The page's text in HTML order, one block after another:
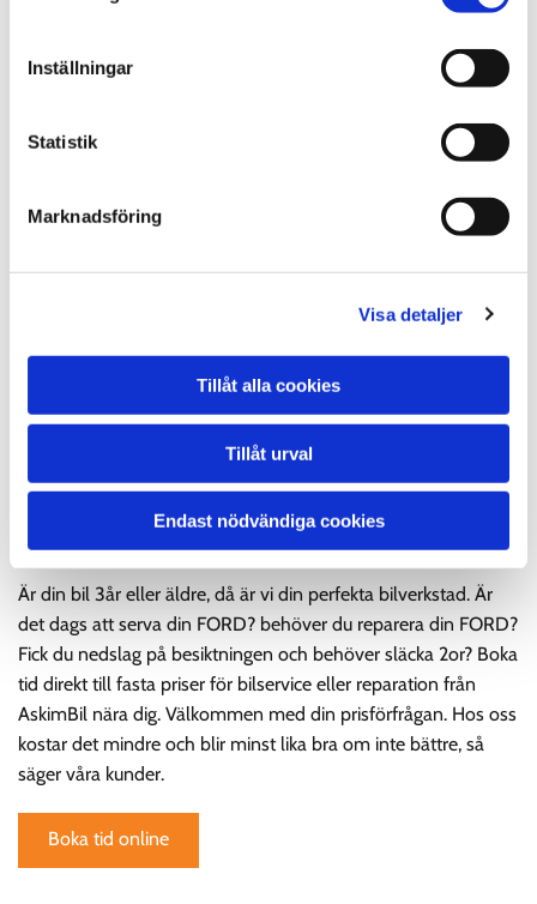
Inställningar
Statistik
Marknadsföring
Visa detaljer
Tillåt alla cookies
Tillåt urval
Endast nödvändiga cookies
Prisförfrågan online eller ring för fast pris
031-281000
Är din bil 3år eller äldre, då är vi din perfekta bilverkstad. Är
det dags att serva din FORD? behöver du reparera din FORD?
Fick du nedslag på besiktningen och behöver släcka 2or? Boka
tid direkt till fasta priser för bilservice eller reparation från
AskimBil nära dig. Välkommen med din prisförfrågan. Hos oss
kostar det mindre och blir minst lika bra om inte bättre, så
säger våra kunder.
Boka tid online